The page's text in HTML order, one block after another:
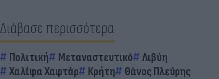
Διάβασε περισσότερα
Πολιτική Μεταναστευτικό
Λιβύη
Χαλίφα Χαφτάρ
Κρήτη Θάνος Πλεύρης